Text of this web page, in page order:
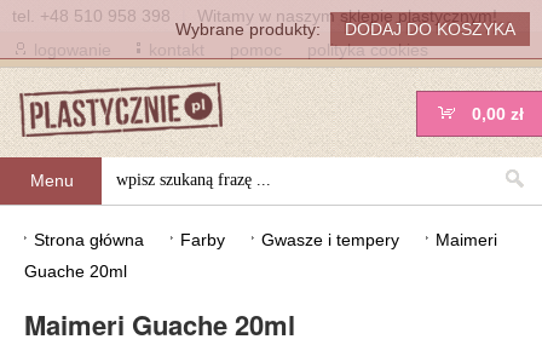
tel. +48 510 958 398
Witamy w naszym sklepie plastycznym!
logowanie
kontakt pomoc polityka cookies
Menu
0,00 zł
Strona główna Farby Gwasze i tempery
Maimeri
Guache 20ml
Maimeri Guache 20ml
Wybrane produkty: